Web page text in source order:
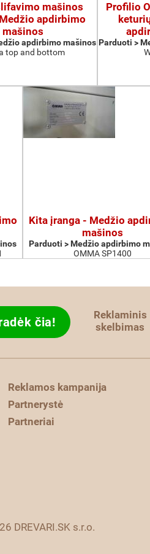
mašinos
apdirbimo
mašinos
apdirbimo mašinos
top and bottom
Profilio
Parduoti >
Kita įranga - Medžio
mašinos
Parduoti > Medžio apdirbimo
OMMA SP1400
čia!
Reklaminis
skelbimas
Reklamos kampanija
Partnerystė
Partneriai
DREVARI.SK s.r.o.